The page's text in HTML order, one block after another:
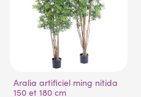
Aralia artificiel ming nitida
150 et 180 cm